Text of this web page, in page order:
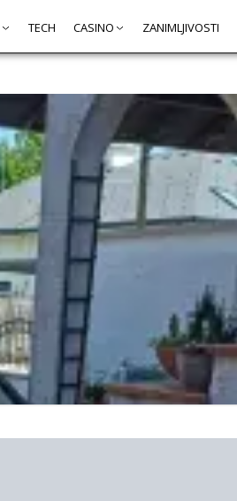
TECH CASINO ZANIMLJIVOSTI